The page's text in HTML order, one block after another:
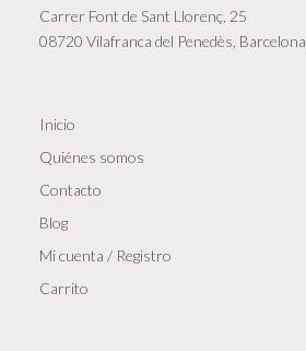
Carrer Font de Sant Llorenç, 25
08720 Vilafranca del Penedès, Barcelona
Inicio
Quiénes somos
Contacto
Blog
Mi cuenta / Registro
Carrito